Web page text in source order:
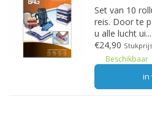
Set van 10
reis. Door te
u alle lucht ui...
€24,90
Beschikbaar
in